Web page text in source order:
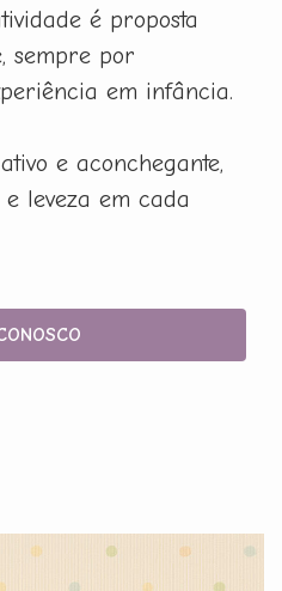
é proposta
sempre por
em infância.
e aconchegante,
leveza em cada